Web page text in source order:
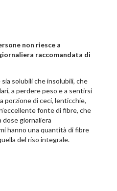
non riesce a
raccomandata di
solubili che insolubili, che
a perdere peso e a sentirsi
porzione di ceci, lenticchie,
fonte di fibre, che
dose giornaliera
hanno una quantità di fibre
del riso integrale.